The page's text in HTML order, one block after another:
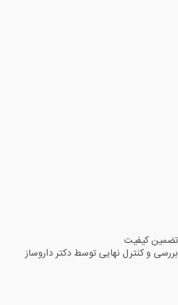
تضمین کیفیت
بررسی و کنترل نهایی توسط دکتر داروساز